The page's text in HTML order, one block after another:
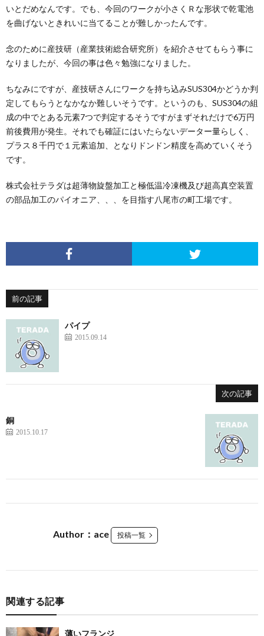
いとだめなんです。でも、今回のワークが小さくＲな形状で乾電池
を曲げないときれいに当てることが難しかったんです。
念のために産技研（産業技術総合研究所）を紹介させてもらう事に
なりましたが、今回の事は色々勉強になりました。
ちなみにですが、産技研さんにワークを持ち込みSUS304かどうか判
定してもらうとなかなか難しいそうです。というのも、SUS304の組
成の中でとある元素7つで判定するそうですがまずそれだけで6万円
前後費用が発生。それでも確証にはいたらないデーター量らしく、
プラス８千円で１元素追加、となりドンドン精度を高めていくそう
です。
株式会社テラダは超薄物旋盤加工と極低温冷凍機及び超高真空装置
の部品加工のパイオニア、、、を目指す八尾市の町工場です。
前の記事
パイプ
2015.09.14
次の記事
銅
2015.10.17
Author：ace 投稿一覧
関連する記事
薄いフランジ